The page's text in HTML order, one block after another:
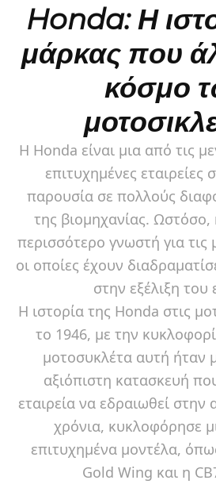
Honda: Η
μάρκας που
κόσμο
Η Honda είναι μια από τις
επιτυχημένες εταιρείες
παρουσία σε πολλούς
της βιομηχανίας. Ωστόσο,
περισσότερο γνωστή για τις
οι οποίες έχουν
στην εξέλιξη του
Η ιστορία της Honda στις
το 1946, με την
μοτοσυκλέτα αυτή ήταν
αξιόπιστη κατασκευή
εταιρεία να εδραιωθεί
χρόνια, κυκλοφόρησε
επιτυχημένα μοντέλα,
Gold Wing και η